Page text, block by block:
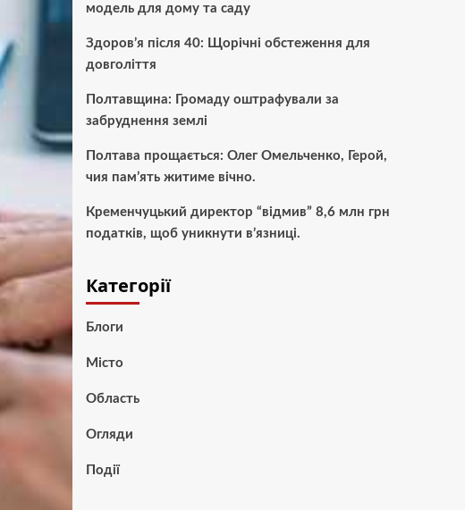
модель для дому та саду
Здоров’я після 40: Щорічні обстеження для
довголіття
Полтавщина: Громаду оштрафували за
забруднення землі
Полтава прощається: Олег Омельченко, Герой,
чия пам’ять житиме вічно.
Кременчуцький директор “відмив” 8,6 млн грн
податків, щоб уникнути в’язниці.
Категорії
Блоги
Місто
Область
Огляди
Події